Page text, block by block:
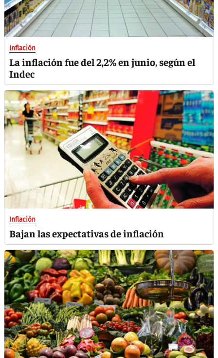
Inflación
La inflación fue del 2,2% en junio, según el
Indec
Inflación
Bajan las expectativas de inflación